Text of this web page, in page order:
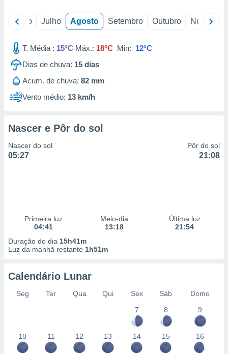
Junho Julho Agosto Setembro Outubro Novembro
T. Média : 15°C Máx.: 18°C Min: 12°C
Dias de chuva: 15 dias
Acum. de chuva: 82 mm
Vento médio: 13 km/h
Nascer e Pôr do sol
Nascer do sol
05:27
Pôr do sol
21:08
Primeira luz
04:41
Meio-dia
13:18
Última luz
21:54
Duração do dia 15h41m
Luz da manhã restante 1h51m
Calendário Lunar
Seg Ter Qua Qui Sex Sáb
Domo
7
8 9
10 11 12 13 14 15 16